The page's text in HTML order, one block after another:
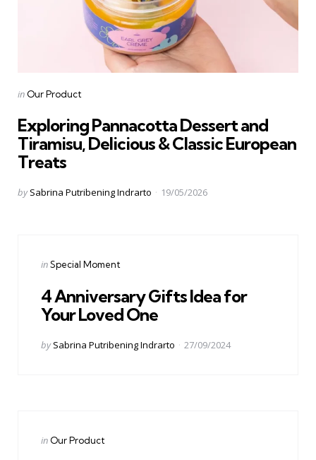
Categories
Posted
in Our Product
Exploring Pannacotta Dessert and
Tiramisu, Delicious & Classic European
Treats
Posted
by Sabrina Putribening Indrarto 19/05/2026
Categories
Posted
inSpecial Moment
4 Anniversary Gifts Idea for
Your Loved One
Posted
by Sabrina Putribening Indrarto 27/09/2024
Categories
Posted
in Our Product